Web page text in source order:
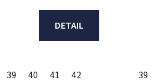
DETAIL
39 40 41 42 39